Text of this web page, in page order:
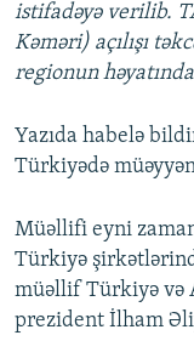
istifadəyə verilib.
Kəməri) açılışı
regionun
Yazıda habelə
Türkiyədə
Müəllifi eyni
Türkiyə
müəllif Türkiyə və
prezident İlham